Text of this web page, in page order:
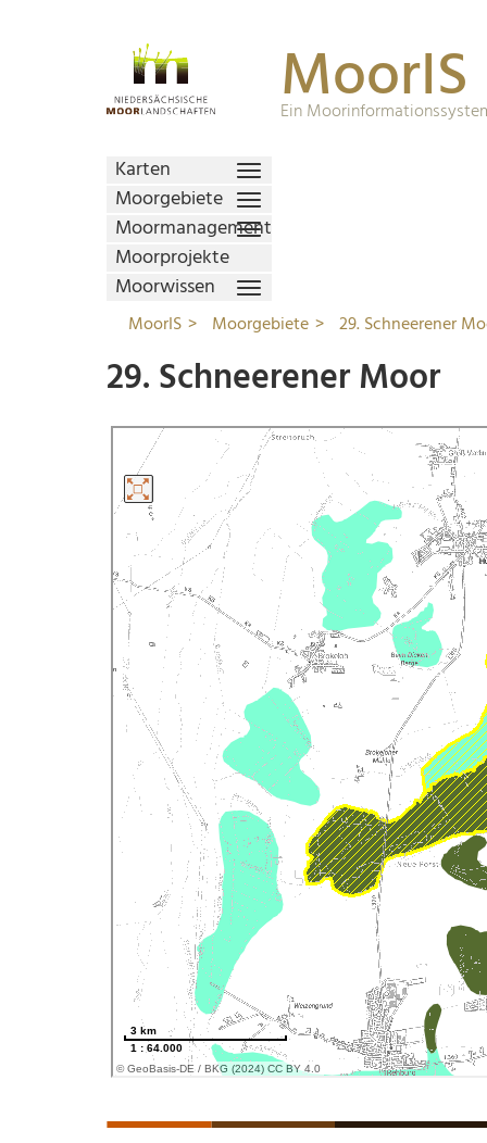
MoorIS
Ein
Karten
Moorgebiete
Moormanagement
Moorprojekte
Moorwissen
MoorIS Moorgebiete 29. Schneerener
29. Schneerener Moor